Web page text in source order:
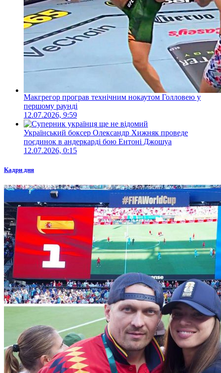
Макгрегор програв технічним нокаутом Голловею у
першому раунді
12.07.2026, 9:59
Український боксер Олександр Хижняк проведе
поєдинок в андеркарді бою Ентоні Джошуа
12.07.2026, 0:15
Кадри дня